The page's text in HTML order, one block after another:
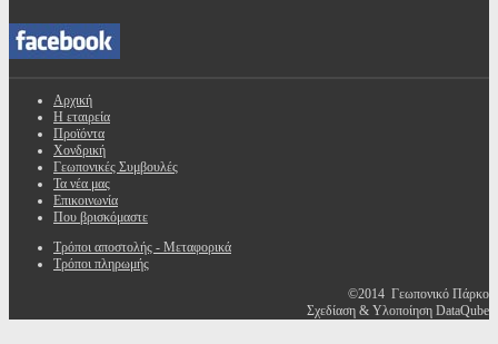
Αρχική
Η εταιρεία
Προϊόντα
Χονδρική
Γεωπονικές Συμβουλές
Τα νέα μας
Επικοινωνία
Που βρισκόμαστε
Τρόποι αποστολής - Μεταφορικά
Τρόποι πληρωμής
©2014 Γεωπονικό Πάρκο
Σχεδίαση & Υλοποίηση DataQube